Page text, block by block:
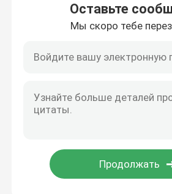
Оставьте
Мы скоро тебе